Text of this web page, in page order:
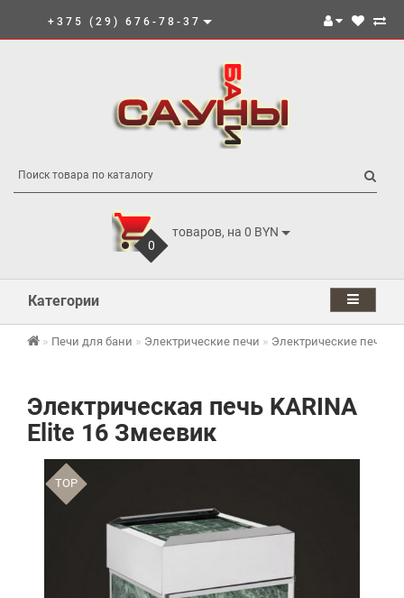
+375 (29) 676-78-37
0
товаров, на 0 BYN
Категории
Печи для бани Электрические печи Электрические печи
Электрическая печь KARINA
Elite 16 Змеевик
TOP